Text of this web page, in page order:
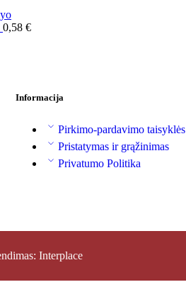
0,58 €
Informacija
Pirkimo-pardavimo taisyklės
Pristatymas ir grąžinimas
Privatumo Politika
Interplace